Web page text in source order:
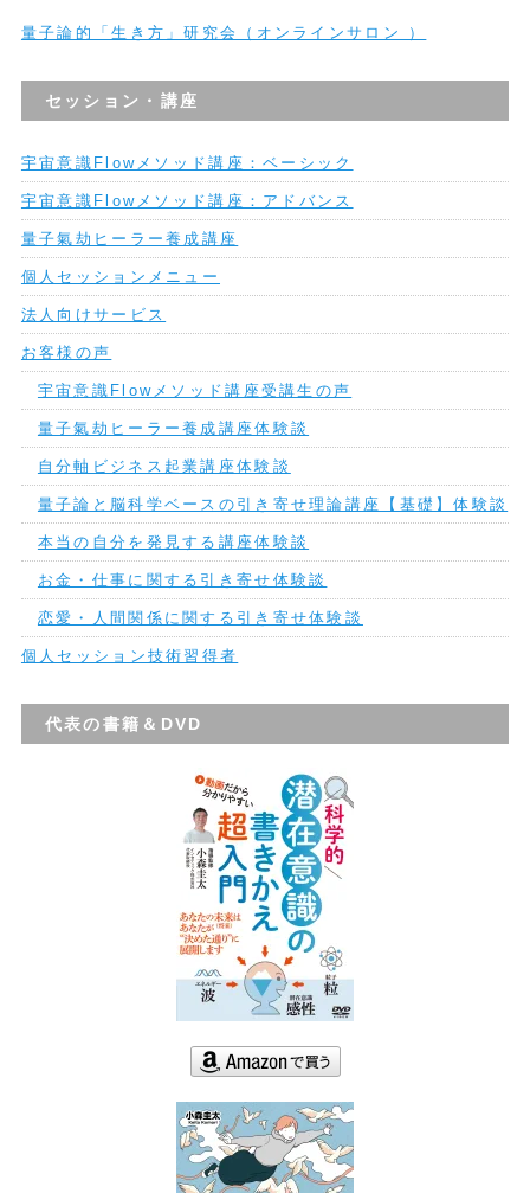
量子論的「生き方」研究会（オンラインサロン ）
セッション・講座
宇宙意識Flowメソッド講座：ベーシック
宇宙意識Flowメソッド講座：アドバンス
量子氣劫ヒーラー養成講座
個人セッションメニュー
法人向けサービス
お客様の声
宇宙意識Flowメソッド講座受講生の声
量子氣劫ヒーラー養成講座体験談
自分軸ビジネス起業講座体験談
量子論と脳科学ベースの引き寄せ理論講座【基礎】体験談
本当の自分を発見する講座体験談
お金・仕事に関する引き寄せ体験談
恋愛・人間関係に関する引き寄せ体験談
個人セッション技術習得者
代表の書籍＆DVD